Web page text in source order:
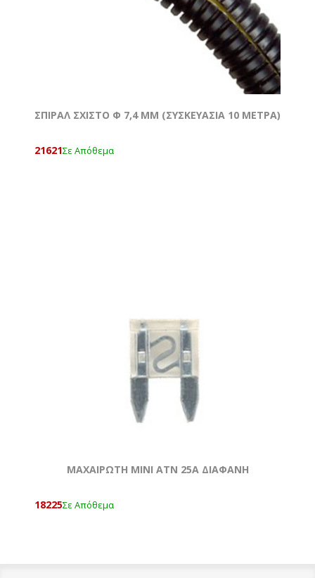
ΣΠΙΡΑΛ ΣΧΙΣΤΟ Φ 7,4 MM (ΣΥΣΚΕΥΑΣΙΑ 10 ΜΕΤΡΑ)
21621Σε Απόθεμα
ΜΑΧΑΙΡΩΤΗ ΜΙΝΙ ATN 25Α ΔΙΑΦΑΝΗ
18225Σε Απόθεμα